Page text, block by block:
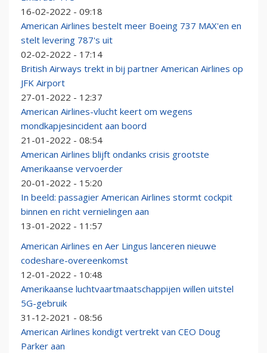
16-02-2022 - 09:18
American Airlines bestelt meer Boeing 737 MAX'en en
stelt levering 787's uit
02-02-2022 - 17:14
British Airways trekt in bij partner American Airlines op
JFK Airport
27-01-2022 - 12:37
American Airlines-vlucht keert om wegens
mondkapjesincident aan boord
21-01-2022 - 08:54
American Airlines blijft ondanks crisis grootste
Amerikaanse vervoerder
20-01-2022 - 15:20
In beeld: passagier American Airlines stormt cockpit
binnen en richt vernielingen aan
13-01-2022 - 11:57
American Airlines en Aer Lingus lanceren nieuwe
codeshare-overeenkomst
12-01-2022 - 10:48
Amerikaanse luchtvaartmaatschappijen willen uitstel
5G-gebruik
31-12-2021 - 08:56
American Airlines kondigt vertrekt van CEO Doug
Parker aan